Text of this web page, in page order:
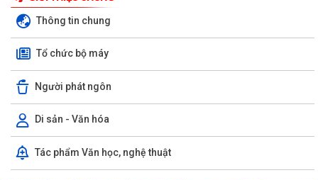
Thông tin chung
Tổ chức bộ máy
Người phát ngôn
Di sản - Văn hóa
Tác phẩm Văn học, nghệ thuật
KHAI MẠC GIẢI BÓNG ĐÁ U10 XÃ TRƯỜNG TÂN HÈ NĂM 2026